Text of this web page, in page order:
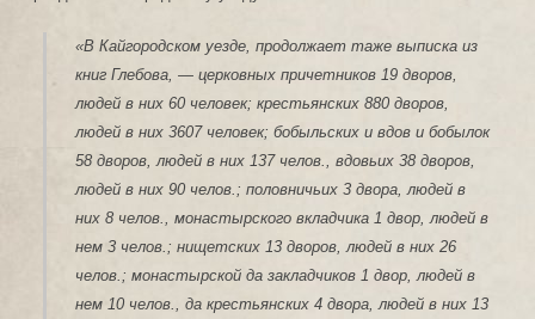
«В Кайгородском уезде, продолжает таже выписка из
книг Глебова, — церковных причетников 19 дворов,
людей в них 60 человек; крестьянских 880 дворов,
людей в них 3607 человек; бобыльских и вдов и бобылок
58 дворов, людей в них 137 челов., вдовьих 38 дворов,
людей в них 90 челов.; половничьих 3 двора, людей в
них 8 челов., монастырского вкладчика 1 двор, людей в
нем 3 челов.; нищетских 13 дворов, людей в них 26
челов.; монастырской да закладчиков 1 двор, людей в
нем 10 челов., да крестьянских 4 двора, людей в них 13